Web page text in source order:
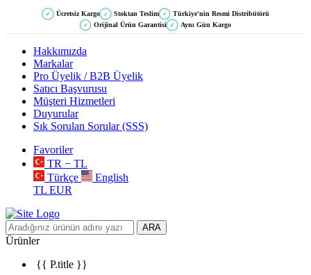
✓ Ücretsiz Kargo ✓ Stoktan Teslim ✓ Türkiye'nin Resmi Distribütörü
✓ Orijinal Ürün Garantisi ✓ Aynı Gün Kargo
Hakkımızda
Markalar
Pro Üyelik / B2B Üyelik
Satıcı Başvurusu
Müşteri Hizmetleri
Duyurular
Sık Sorulan Sorular (SSS)
Favoriler
TR − TL
Türkçe
English
TL EUR
ARA
Ürünler
{{ P.title }}